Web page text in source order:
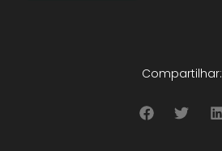
Compartilhar: